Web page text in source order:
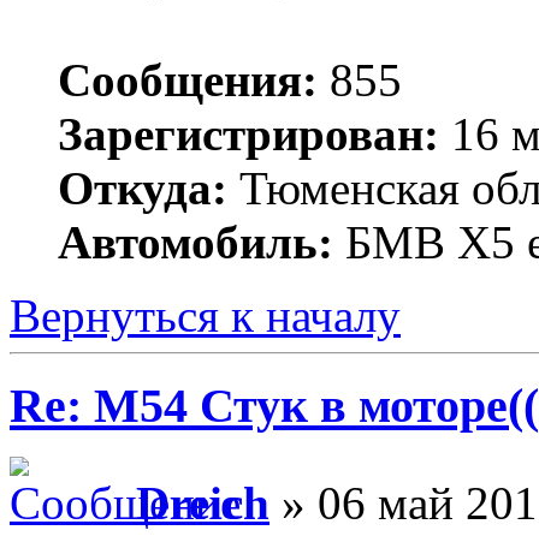
Сообщения: 855
Зарегистрирован: 16
Откуда: Тюменская
Автомобиль: БМВ Х5
Вернуться к началу
Re: M54 Стук в
Dreich » 06 май